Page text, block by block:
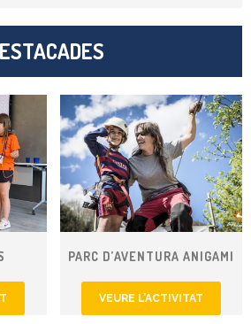
PARC D’AVENTURA ANIGAMI
VEURE L’ACTIVITAT